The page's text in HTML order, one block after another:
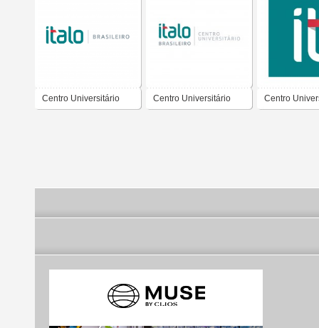
Centro Universitário Centro Universitário Centro